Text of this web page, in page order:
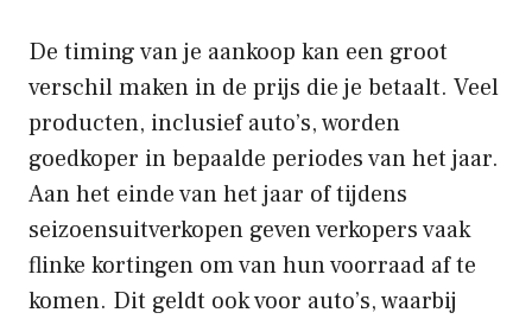
De timing van je aankoop kan een groot
verschil maken in de prijs die je betaalt. Veel
producten, inclusief auto’s, worden
goedkoper in bepaalde periodes van het jaar.
Aan het einde van het jaar of tijdens
seizoensuitverkopen geven verkopers vaak
flinke kortingen om van hun voorraad af te
komen. Dit geldt ook voor auto’s, waarbij